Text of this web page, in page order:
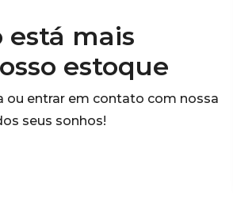
está mais
estoque
ou entrar em contato com nossa
seus sonhos!